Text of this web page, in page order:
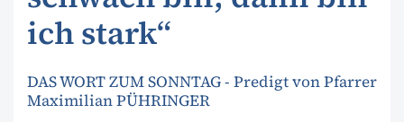
ich stark“
DAS WORT ZUM SONNTAG - Predigt von Pfarrer
Maximilian PÜHRINGER